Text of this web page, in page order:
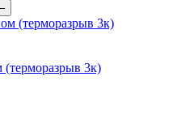
–
(терморазрыв 3к)